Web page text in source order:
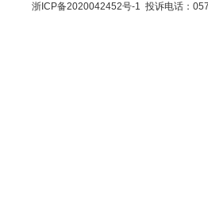
浙ICP备2020042452号-1 投诉电话：